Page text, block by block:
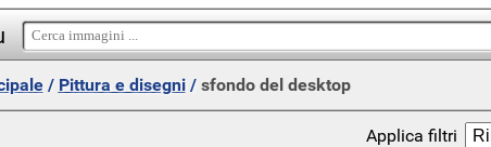
/ Pittura e disegni/ sfondo del desktop
Applica filtri